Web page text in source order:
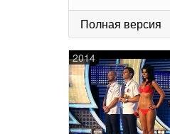
Полная версия
2014